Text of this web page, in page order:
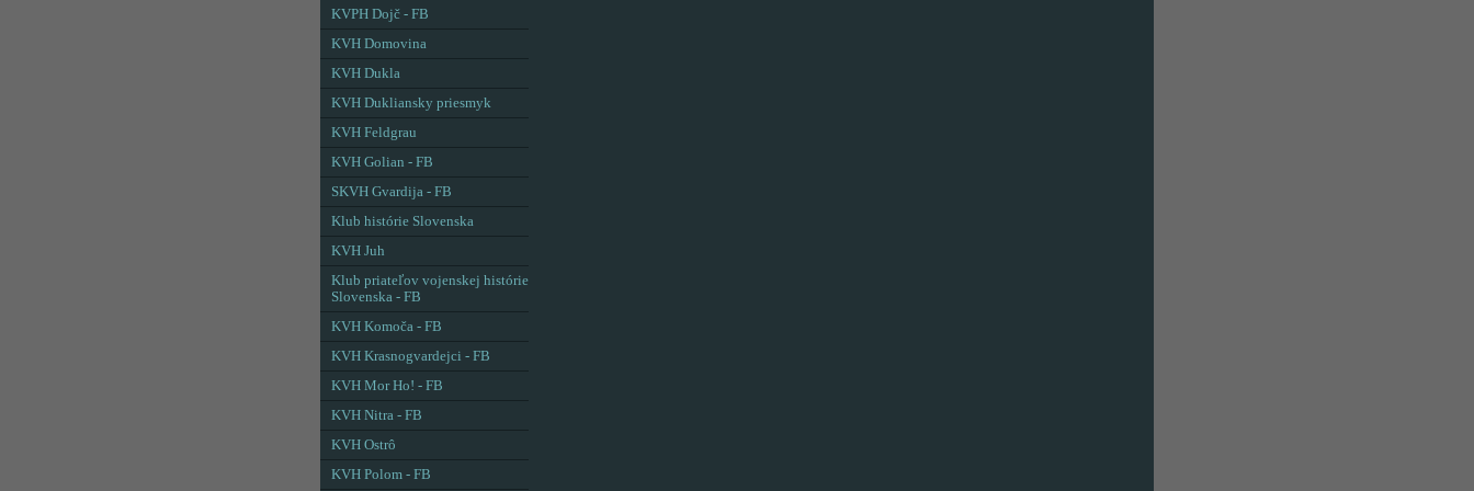
KVPH Dojč - FB
KVH Domovina
KVH Dukla
KVH Dukliansky priesmyk
KVH Feldgrau
KVH Golian - FB
SKVH Gvardija - FB
Klub histórie Slovenska
KVH Juh
Klub priateľov vojenskej histórie
Slovenska - FB
KVH Komoča - FB
KVH Krasnogvardejci - FB
KVH Mor Ho! - FB
KVH Nitra - FB
KVH Ostrô
KVH Polom - FB